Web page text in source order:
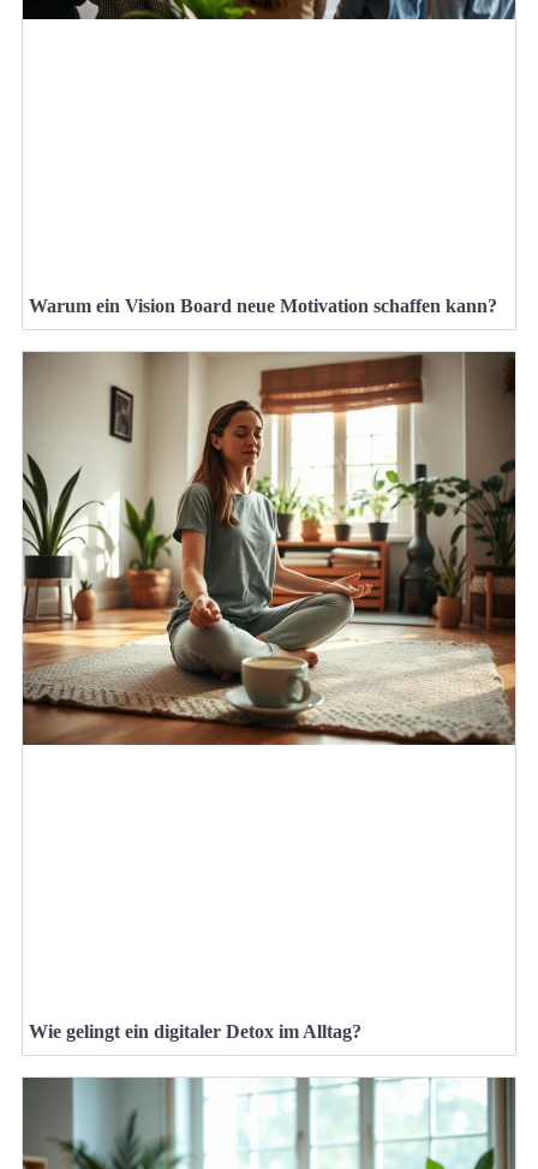
Warum ein Vision Board neue Motivation schaffen kann?
Wie gelingt ein digitaler Detox im Alltag?